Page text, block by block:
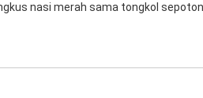
nasi merah sama tongkol